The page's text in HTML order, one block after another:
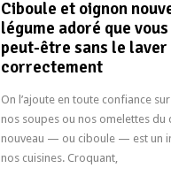
Ciboule et oignon
légume adoré que
peut-être sans le laver
correctement
On l’ajoute en toute confiance
nos soupes ou nos omelettes du
nouveau — ou ciboule — est un
nos cuisines. Croquant,